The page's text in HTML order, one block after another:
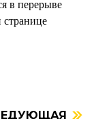
в перерыве
странице